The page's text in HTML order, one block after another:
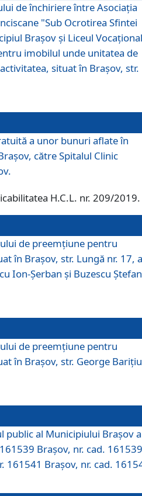
de închiriere între Asociația
"Sub Ocrotirea Sfintei
Braşov şi Liceul
imobilul unde unitatea de
situat în Braşov, str.
a unor bunuri aflate în
către Spitalul Clinic
H.C.L. nr. 209/2019.
de preemţiune pentru
în Braşov, str. Lungă nr. 17,
Ion-Şerban și Buzescu
de preemţiune pentru
în Braşov, str. George
public al Municipiului Braşov a
Brașov, nr. cad.
161541 Brașov, nr. cad.